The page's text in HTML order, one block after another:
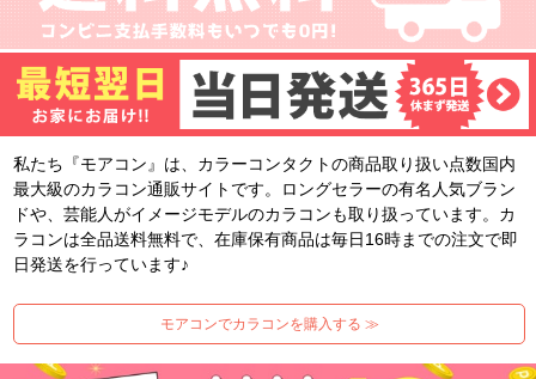
私たち『モアコン』は、カラーコンタクトの商品取り扱い点数国内
最大級のカラコン通販サイトです。ロングセラーの有名人気ブラン
ドや、芸能人がイメージモデルのカラコンも取り扱っています。カ
ラコンは全品送料無料で、在庫保有商品は毎日16時までの注文で即
日発送を行っています♪
モアコンでカラコンを購入する ≫